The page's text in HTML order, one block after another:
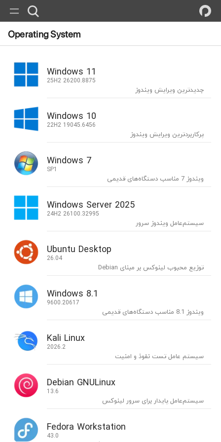
Operating System
Windows 11
25H2 26200.8875
جدیدترین ویرایش ویندوز
Windows 10
22H2 19045.6456
پرکاربردترین ویرایش ویندوز
Windows 7
SP1
ویندوز 7 مناسب دستگاه‌های قدیمی
Windows Server 2025
24H2 26100.32995
سیستم‌عامل ویندوز سرور
Ubuntu Desktop
26.04
توزیع محبوب لینوکس بر مبنای Debian
Windows 8.1
9600.20617
ویندوز 8.1 مناسب دستگاه‌های قدیمی
Kali Linux
2026.2
سیستم عامل تست نفوذ و امنیت
Debian GNULinux
13.6
سیستم‌عامل پایدار برای سرور لینوکس
Fedora Workstation
43.0